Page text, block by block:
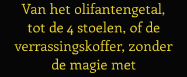
Van het olifantengetal,
tot de 4 stoelen, of de
verrassingskoffer, zonder
de magie met